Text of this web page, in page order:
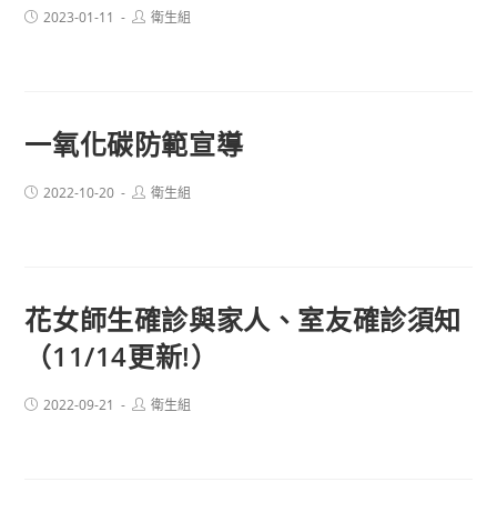
Post2023-01-11
Post衛生組
一氧化碳防範宣導
Post2022-10-20
Post衛生組
花女師生確診與家人、室友確診須知
（11/14更新!）
Post2022-09-21
Post衛生組